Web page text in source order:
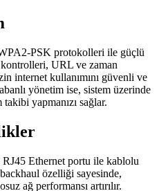
PSK protokolleri ile güçlü
kontrolleri, URL ve zaman
internet kullanımını güvenli ve
yönetim ise, sistem üzerinde
yapmanızı sağlar.
Ethernet portu ile kablolu
özelliği sayesinde,
ağ performansı artırılır.